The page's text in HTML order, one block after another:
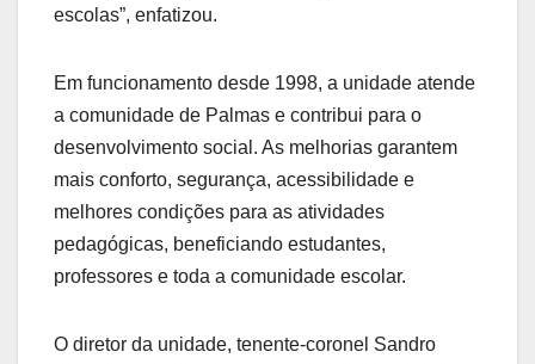
escolas”, enfatizou.
Em funcionamento desde 1998, a unidade atende
a comunidade de Palmas e contribui para o
desenvolvimento social. As melhorias garantem
mais conforto, segurança, acessibilidade e
melhores condições para as atividades
pedagógicas, beneficiando estudantes,
professores e toda a comunidade escolar.
O diretor da unidade, tenente-coronel Sandro